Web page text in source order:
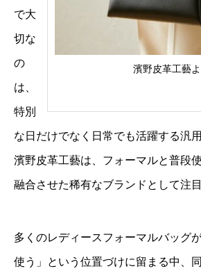
濱野皮革工藝よ
で大
切な
の
は、
特別
な日だけでなく日常でも活躍する汎
濱野皮革工藝は、フォーマルと普段
融合させた稀有なブランドとして注
多くのレディースフォーマルバッグ
使う」という位置づけに留まる中、